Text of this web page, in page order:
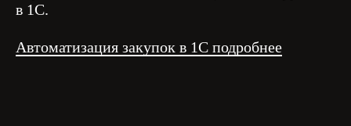
в 1С.
Автоматизация закупок в 1С подробнее